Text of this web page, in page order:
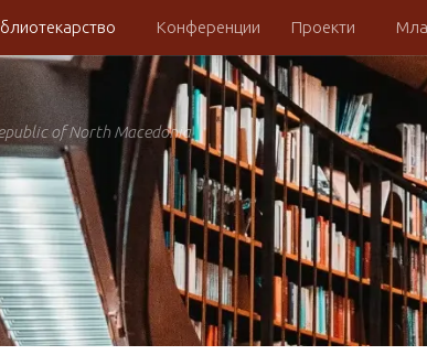
Конференции Проекти
of North Macedonia